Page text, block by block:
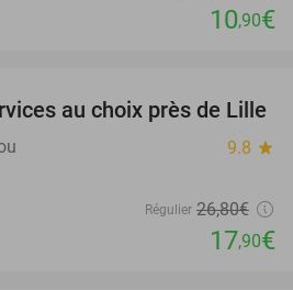
10,90€
33%
au choix près de Lille
9.8 star
Régulier 26,80€
17,90€